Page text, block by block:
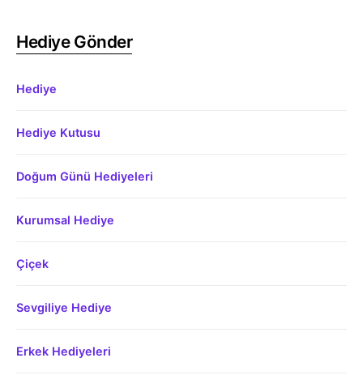
Hediye Gönder
Hediye
Hediye Kutusu
Doğum Günü Hediyeleri
Kurumsal Hediye
Çiçek
Sevgiliye Hediye
Erkek Hediyeleri